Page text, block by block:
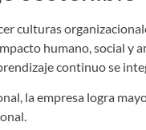
culturas
humano, social y
continuo se
la empresa logra